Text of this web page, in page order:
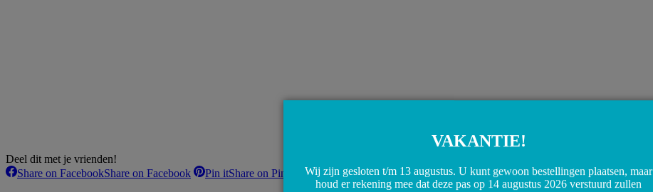
Deel dit met je vrienden!
Share on FacebookShare on Facebook Pin itShare on Pinterest Share on WhatsAppShare on WhatsApp
VAKANTIE!
Wij zijn gesloten t/m 13 augustus. U kunt gewoon bestellingen plaatsen, maar
houd er rekening mee dat deze pas op 14 augustus 2026 verstuurd zullen